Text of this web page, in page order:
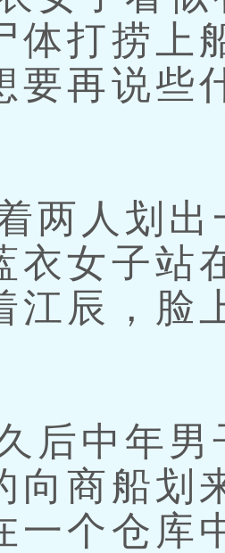
体打捞上
要再说些
人划出
衣女子站
江辰，脸
中年男
向商船划
一个仓库